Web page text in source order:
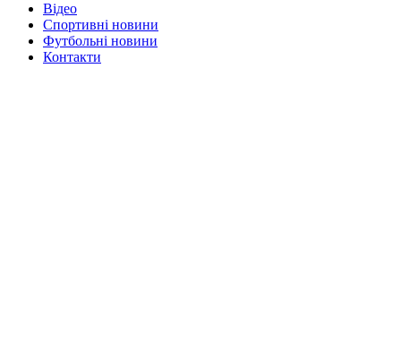
Відео
Спортивні новини
Футбольні новини
Контакти